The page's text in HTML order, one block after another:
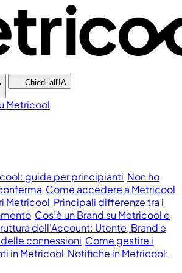
Chiedi all'IA
Metricool
guida per principianti Non ho
Come accedere a Metricool
Metricool Principali differenze tra i
Cos’è un Brand su Metricool e
dell'Account: Utente, Brand e
delle connessioni Come gestire i
in Metricool Notifiche in Metricool: